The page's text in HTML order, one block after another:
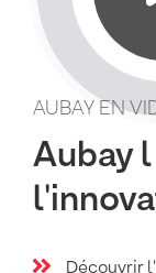
AUBAY EN
Aubay
Découvrir